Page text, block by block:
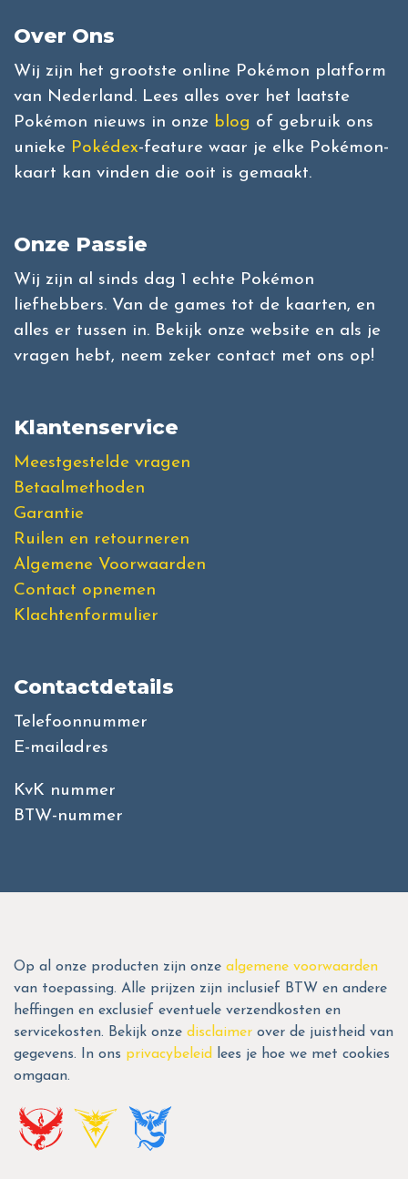
Over Ons
Wij zijn het grootste online Pokémon platform
van Nederland. Lees alles over het laatste
Pokémon nieuws in onze blog of gebruik ons
unieke Pokédex-feature waar je elke Pokémon-
kaart kan vinden die ooit is gemaakt.
Onze Passie
Wij zijn al sinds dag 1 echte Pokémon
liefhebbers. Van de games tot de kaarten, en
alles er tussen in. Bekijk onze website en als je
vragen hebt, neem zeker contact met ons op!
Klantenservice
Meestgestelde vragen
Betaalmethoden
Garantie
Ruilen en retourneren
Algemene Voorwaarden
Contact opnemen
Klachtenformulier
Contactdetails
Telefoonnummer
E-mailadres
KvK nummer
BTW-nummer
Op al onze producten zijn onze algemene voorwaarden
van toepassing. Alle prijzen zijn inclusief BTW en andere
heffingen en exclusief eventuele verzendkosten en
servicekosten. Bekijk onze disclaimer over de juistheid van
gegevens. In ons privacybeleid
lees je hoe we met cookies
omgaan.